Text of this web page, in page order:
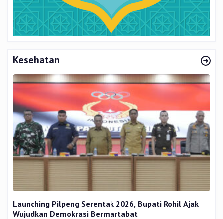
Kesehatan
Launching Pilpeng Serentak 2026, Bupati Rohil Ajak
Wujudkan Demokrasi Bermartabat